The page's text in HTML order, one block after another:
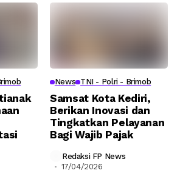
News TNI - Polri - Brimob
Samsat Kota Kediri,
Berikan Inovasi dan
Tingkatkan Pelayanan
Bagi Wajib Pajak
Redaksi FP News
17/04/2026